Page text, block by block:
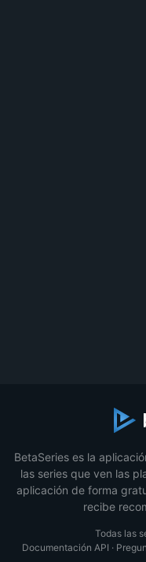
BetaSeries es la
las series que ven las
aplicación de forma
recibe
Todas las
Documentación API ·